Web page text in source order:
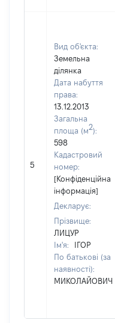
5
Вид об'єкта:
Земельна
ділянка
Дата набуття
права:
13.12.2013
Загальна
площа (м2):
598
Кадастровий
номер:
[Конфіденційна
інформація]
Декларує:
Прізвище:
ЛИЦУР
Ім'я:
ІГОР
По батькові (за
наявності):
МИКОЛАЙОВИЧ